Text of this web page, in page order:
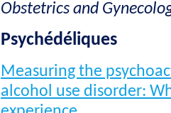
Obstetrics and
Psychédéliques
Measuring the
alcohol use disorder: